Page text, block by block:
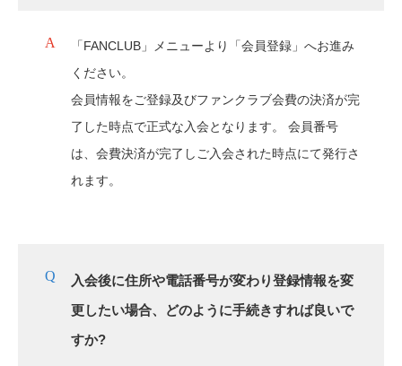
「FANCLUB」メニューより「会員登録」へお進み
ください。
会員情報をご登録及びファンクラブ会費の決済が完
了した時点で正式な入会となります。 会員番号
は、会費決済が完了しご入会された時点にて発行さ
れます。
入会後に住所や電話番号が変わり登録情報を変
更したい場合、どのように手続きすれば良いで
すか?